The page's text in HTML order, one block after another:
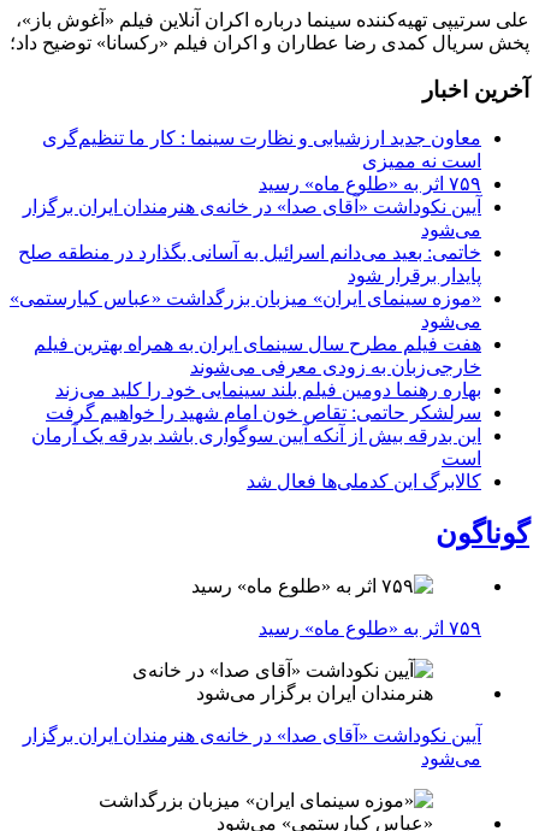
علی سرتیپی تهیه‌کننده سینما درباره اکران آنلاین فیلم «آغوش باز»،
پخش سریال کمدی رضا عطاران و اکران فیلم «رکسانا» توضیح داد؛
آخرین اخبار
معاون جدید ارزشیابی و نظارت سینما : کار ما تنظیم‌گری
است نه ممیزی
۷۵۹ اثر به «طلوع ماه» رسید
آیین نکوداشت «آقای صدا» در خانه‌ی هنرمندان ایران برگزار
می‌شود
خاتمی: بعید می‌دانم اسرائیل به آسانی بگذارد در منطقه صلح
پایدار برقرار شود
«موزه سینمای ایران» میزبان بزرگداشت «عباس کیارستمی»
می‌شود
هفت فیلم مطرح سال سینمای ایران به همراه بهترین فیلم
خارجی‌زبان به زودی معرفی می‌شوند
بهاره رهنما دومین فیلم بلند سینمایی خود را کلید می‌زند
سرلشکر حاتمی: تقاص خون امام شهید را خواهیم گرفت
این بدرقه بیش از آنکه آیین سوگواری باشد بدرقه یک آرمان
است
کالابرگ این کدملی‌ها فعال شد
گوناگون
۷۵۹ اثر به «طلوع ماه» رسید
آیین نکوداشت «آقای صدا» در خانه‌ی هنرمندان ایران برگزار
می‌شود